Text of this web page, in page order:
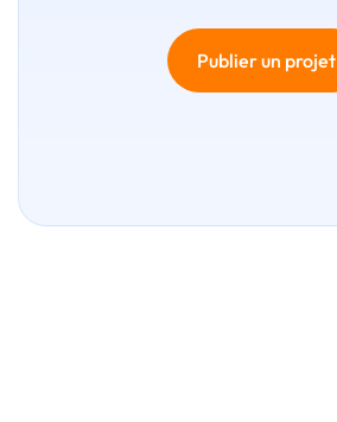
Publier un projet